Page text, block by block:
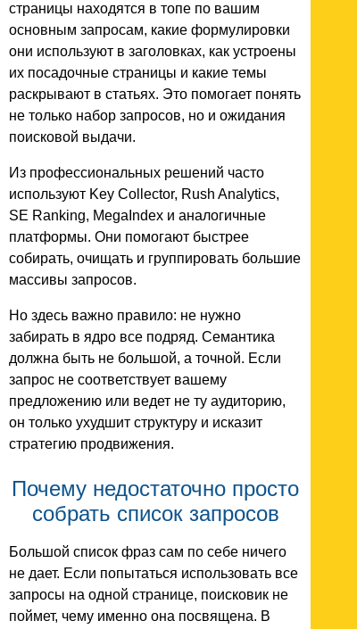
страницы находятся в топе по вашим
основным запросам, какие формулировки
они используют в заголовках, как устроены
их посадочные страницы и какие темы
раскрывают в статьях. Это помогает понять
не только набор запросов, но и ожидания
поисковой выдачи.
Из профессиональных решений часто
используют Key Collector, Rush Analytics,
SE Ranking, MegaIndex и аналогичные
платформы. Они помогают быстрее
собирать, очищать и группировать большие
массивы запросов.
Но здесь важно правило: не нужно
забирать в ядро все подряд. Семантика
должна быть не большой, а точной. Если
запрос не соответствует вашему
предложению или ведет не ту аудиторию,
он только ухудшит структуру и исказит
стратегию продвижения.
Почему недостаточно просто
собрать список запросов
Большой список фраз сам по себе ничего
не дает. Если попытаться использовать все
запросы на одной странице, поисковик не
поймет, чему именно она посвящена. В